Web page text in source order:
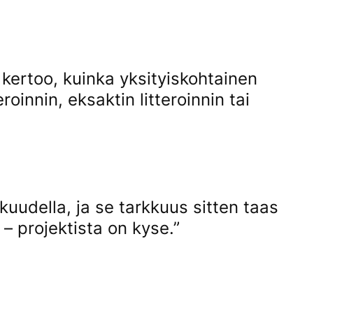
kuinka yksityiskohtainen
eksaktin litteroinnin tai
ja se tarkkuus sitten taas
projektista on kyse.”